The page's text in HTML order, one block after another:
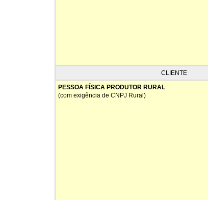
CLIENTE
PESSOA FÍSICA PRODUTOR RURAL
(com exigência de CNPJ Rural)